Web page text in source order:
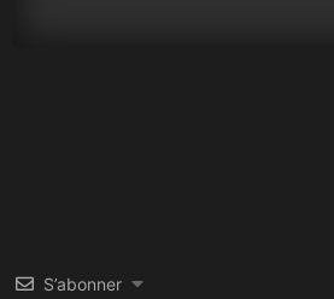
S’abonner